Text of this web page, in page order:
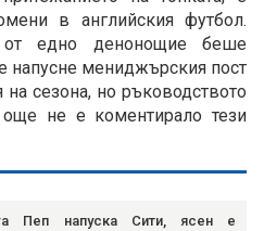
в английския футбол.
едно денонощие беше
напусне мениджърския пост
сезона, но ръководството
още не е коментирало тези
Пеп напуска Сити, ясен е